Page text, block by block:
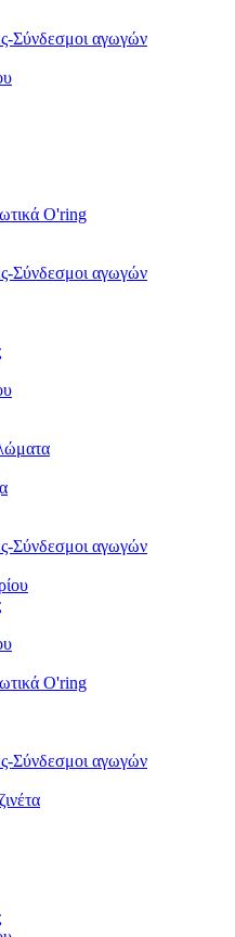
Σύνδεσμοι αγωγών
O'ring
Σύνδεσμοι αγωγών
Σύνδεσμοι αγωγών
O'ring
Σύνδεσμοι αγωγών